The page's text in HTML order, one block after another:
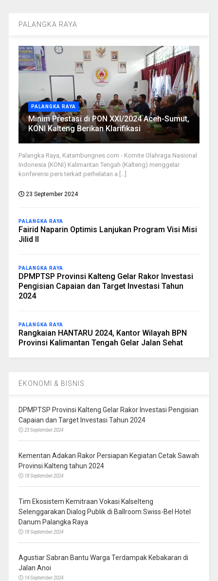
PALANGKA RAYA
PALANGKA RAYA
Minim Prestasi di PON XXI/2024 Aceh-Sumut,
KONI Kalteng Berikan Klarifikasi
Palangka Raya, Katambungnes.com - Komite Olahraga Nasional
Indonesia (KONI) Kalimantan Tengah (Kalteng) menggelar
konferensi pers terkait perhelatan a [...]
23 September 2024
PALANGKA RAYA
Fairid Naparin Optimis Lanjukan Program Visi Misi
Jilid II
PALANGKA RAYA
DPMPTSP Provinsi Kalteng Gelar Rakor Investasi
Pengisian Capaian dan Target Investasi Tahun
2024
PALANGKA RAYA
Rangkaian HANTARU 2024, Kantor Wilayah BPN
Provinsi Kalimantan Tengah Gelar Jalan Sehat
EKONOMI & BISNIS
DPMPTSP Provinsi Kalteng Gelar Rakor Investasi Pengisian
Capaian dan Target Investasi Tahun 2024
23 September 2024
Kementan Adakan Rakor Persiapan Kegiatan Cetak Sawah
Provinsi Kalteng tahun 2024
18 September 2024
Tim Ekosistem Kemitraan Vokasi Kalselteng
Selenggarakan Dialog Publik di Ballroom Swiss-Bel Hotel
Danum Palangka Raya
18 September 2024
Agustiar Sabran Bantu Warga Terdampak Kebakaran di
Jalan Anoi
14 September 2024